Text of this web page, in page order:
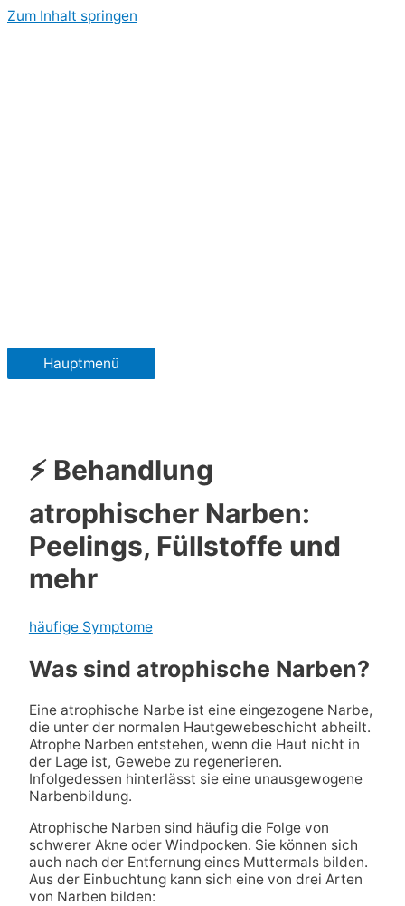
Zum Inhalt springen
Hauptmenü
⚡ Behandlung
atrophischer Narben:
Peelings, Füllstoffe und
mehr
häufige Symptome
Was sind atrophische Narben?
Eine atrophische Narbe ist eine eingezogene Narbe,
die unter der normalen Hautgewebeschicht abheilt.
Atrophe Narben entstehen, wenn die Haut nicht in
der Lage ist, Gewebe zu regenerieren.
Infolgedessen hinterlässt sie eine unausgewogene
Narbenbildung.
Atrophische Narben sind häufig die Folge von
schwerer Akne oder Windpocken. Sie können sich
auch nach der Entfernung eines Muttermals bilden.
Aus der Einbuchtung kann sich eine von drei Arten
von Narben bilden: